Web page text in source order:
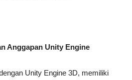
Anggapan Unity Engine
Unity Engine 3D, memiliki